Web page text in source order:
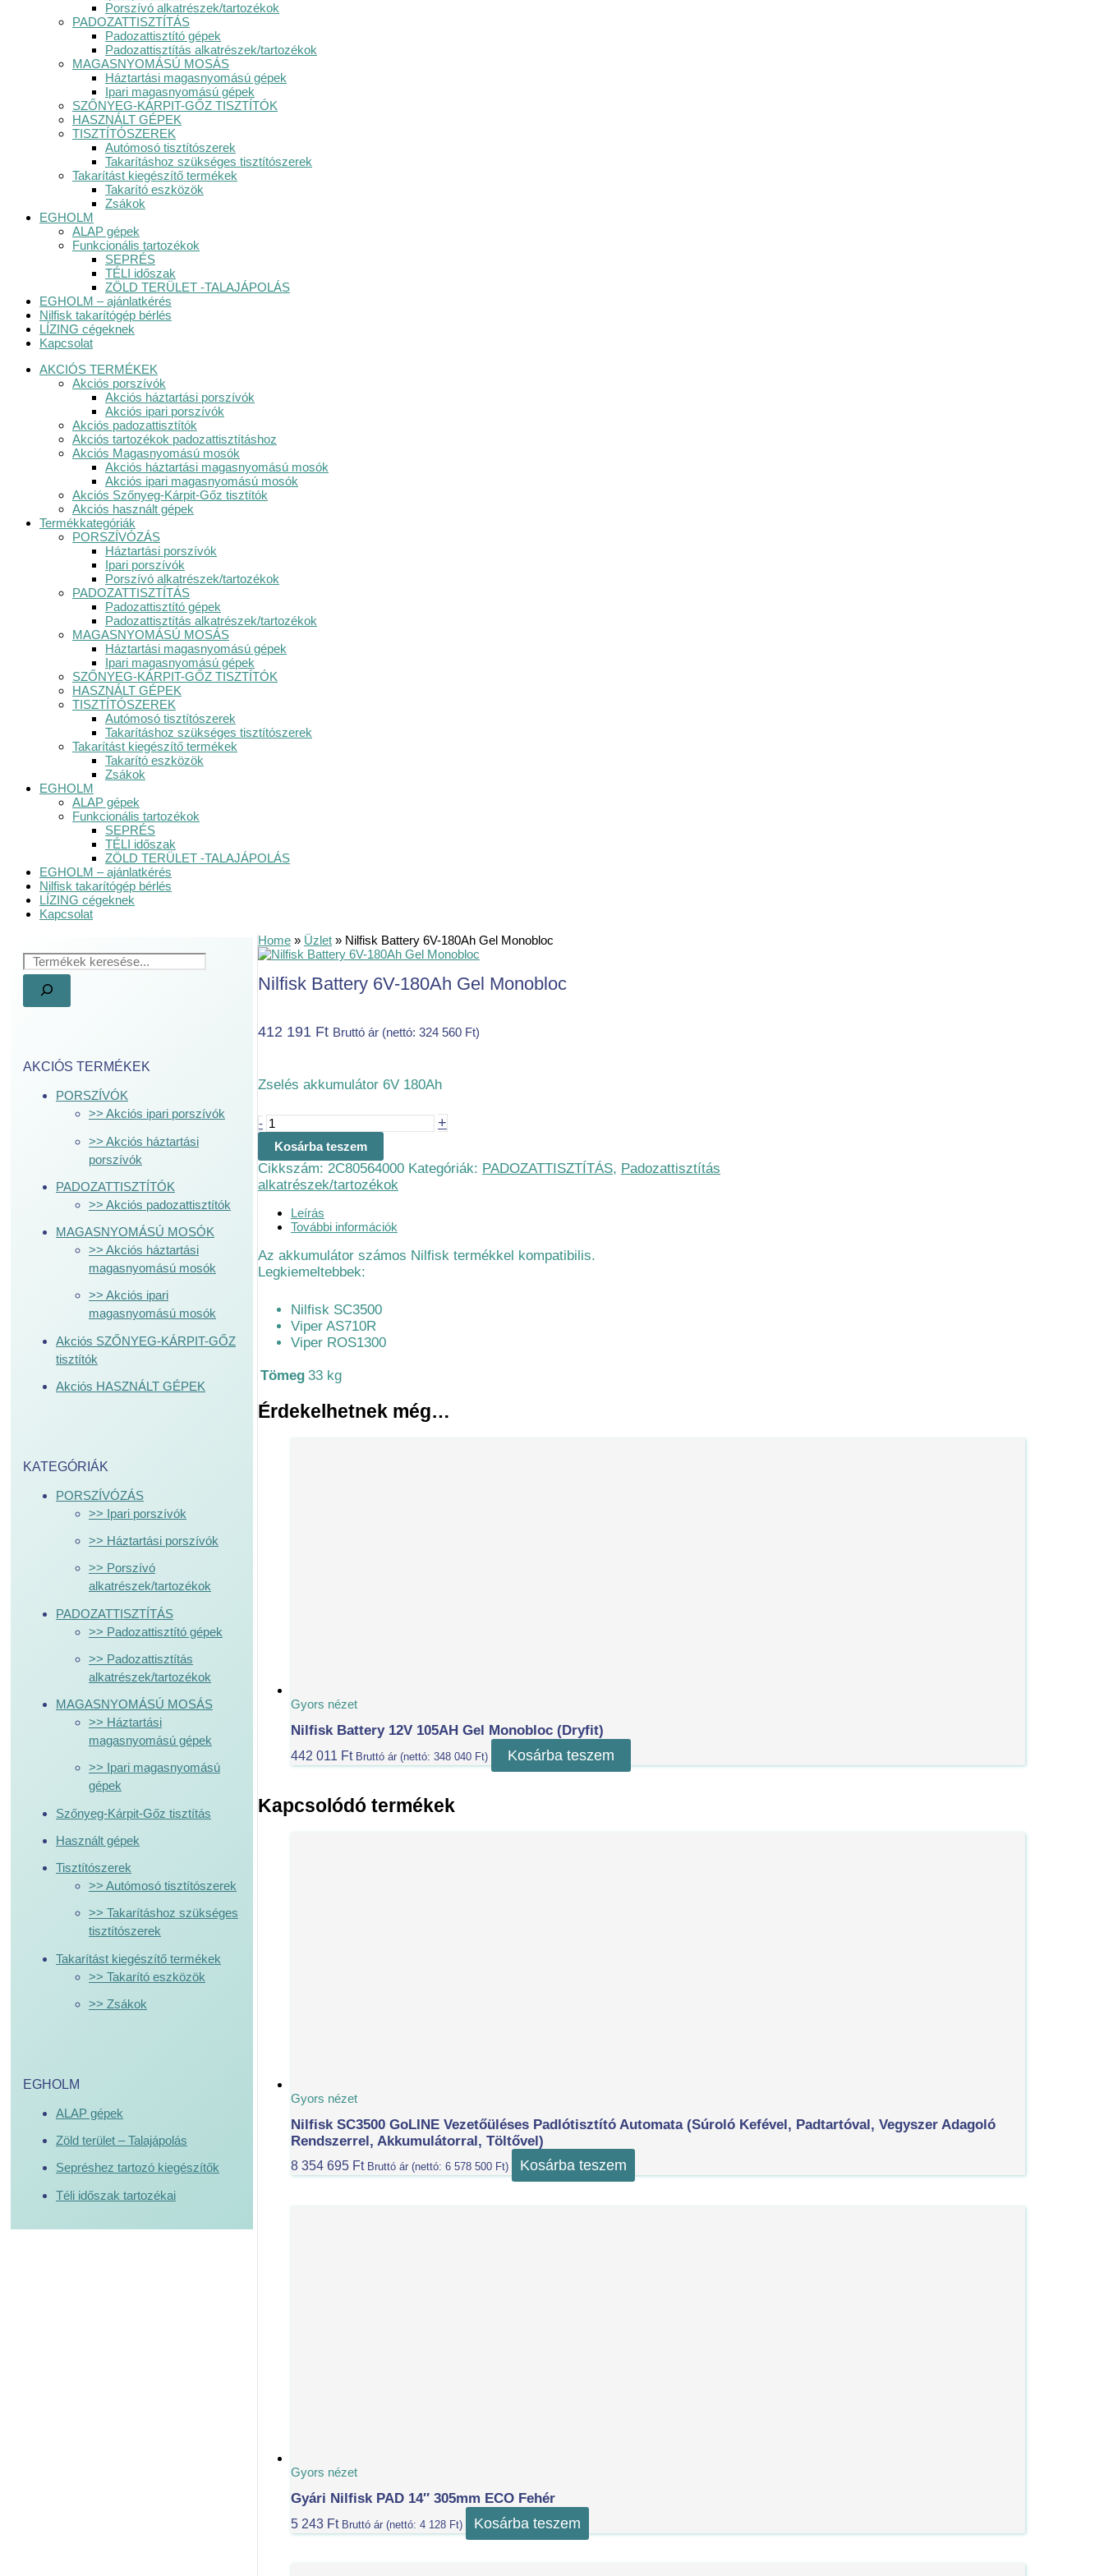
Porszívó alkatrészek/tartozékok
PADOZATTISZTÍTÁS
Padozattisztító gépek
Padozattisztítás alkatrészek/tartozékok
MAGASNYOMÁSÚ MOSÁS
Háztartási magasnyomású gépek
Ipari magasnyomású gépek
SZŐNYEG-KÁRPIT-GŐZ TISZTÍTÓK
HASZNÁLT GÉPEK
TISZTÍTÓSZEREK
Autómosó tisztítószerek
Takarításhoz szükséges tisztítószerek
Takarítást kiegészítő termékek
Takarító eszközök
Zsákok
EGHOLM
ALAP gépek
Funkcionális tartozékok
SEPRÉS
TÉLI időszak
ZÖLD TERÜLET -TALAJÁPOLÁS
EGHOLM – ajánlatkérés
Nilfisk takarítógép bérlés
LÍZING cégeknek
Kapcsolat
AKCIÓS TERMÉKEK
Akciós porszívók
Akciós háztartási porszívók
Akciós ipari porszívók
Akciós padozattisztítók
Akciós tartozékok padozattisztításhoz
Akciós Magasnyomású mosók
Akciós háztartási magasnyomású mosók
Akciós ipari magasnyomású mosók
Akciós Szőnyeg-Kárpit-Gőz tisztítók
Akciós használt gépek
Termékkategóriák
PORSZÍVÓZÁS
Háztartási porszívók
Ipari porszívók
Porszívó alkatrészek/tartozékok
PADOZATTISZTÍTÁS
Padozattisztító gépek
Padozattisztítás alkatrészek/tartozékok
MAGASNYOMÁSÚ MOSÁS
Háztartási magasnyomású gépek
Ipari magasnyomású gépek
SZŐNYEG-KÁRPIT-GŐZ TISZTÍTÓK
HASZNÁLT GÉPEK
TISZTÍTÓSZEREK
Autómosó tisztítószerek
Takarításhoz szükséges tisztítószerek
Takarítást kiegészítő termékek
Takarító eszközök
Zsákok
EGHOLM
ALAP gépek
Funkcionális tartozékok
SEPRÉS
TÉLI időszak
ZÖLD TERÜLET -TALAJÁPOLÁS
EGHOLM – ajánlatkérés
Nilfisk takarítógép bérlés
LÍZING cégeknek
Kapcsolat
AKCIÓS TERMÉKEK
PORSZÍVÓK
>> Akciós ipari porszívók
>> Akciós háztartási
porszívók
PADOZATTISZTÍTÓK
>> Akciós padozattisztítók
MAGASNYOMÁSÚ MOSÓK
>> Akciós háztartási
magasnyomású mosók
>> Akciós ipari
magasnyomású mosók
Akciós SZŐNYEG-KÁRPIT-GŐZ
tisztítók
Akciós HASZNÁLT GÉPEK
KATEGÓRIÁK
PORSZÍVÓZÁS
>> Ipari porszívók
>> Háztartási porszívók
>> Porszívó
alkatrészek/tartozékok
PADOZATTISZTÍTÁS
>> Padozattisztító gépek
>> Padozattisztítás
alkatrészek/tartozékok
MAGASNYOMÁSÚ MOSÁS
>> Háztartási
magasnyomású gépek
>> Ipari magasnyomású
gépek
Szőnyeg-Kárpit-Gőz tisztítás
Használt gépek
Tisztítószerek
>> Autómosó tisztítószerek
>> Takarításhoz szükséges
tisztítószerek
Takarítást kiegészítő termékek
>> Takarító eszközök
>> Zsákok
EGHOLM
ALAP gépek
Zöld terület – Talajápolás
Sepréshez tartozó kiegészítők
Téli időszak tartozékai
Home» Üzlet» Nilfisk Battery 6V-180Ah Gel Monobloc
Nilfisk Battery 6V-180Ah Gel Monobloc
412 191 Ft Bruttó ár (nettó: 324 560 Ft)
Zselés akkumulátor 6V 180Ah
- +
Kosárba teszem
Cikkszám: 2C80564000 Kategóriák: PADOZATTISZTÍTÁS, Padozattisztítás
alkatrészek/tartozékok
Leírás
További információk
Az akkumulátor számos Nilfisk termékkel kompatibilis.
Legkiemeltebbek:
Nilfisk SC3500
Viper AS710R
Viper ROS1300
Tömeg 33 kg
Érdekelhetnek még…
Gyors nézet
Nilfisk Battery 12V 105AH Gel Monobloc (dryfit)
442 011 Ft Bruttó ár (nettó: 348 040 Ft) Kosárba teszem
Kapcsolódó termékek
Gyors nézet
Nilfisk SC3500 GoLINE Vezetőüléses Padlótisztító Automata (súroló Kefével, Padtartóval, Vegyszer Adagoló
Rendszerrel, Akkumulátorral, Töltővel)
8 354 695 Ft Bruttó ár (nettó: 6 578 500 Ft) Kosárba teszem
Gyors nézet
Gyári Nilfisk PAD 14″ 305mm ECO Fehér
5 243 Ft Bruttó ár (nettó: 4 128 Ft) Kosárba teszem